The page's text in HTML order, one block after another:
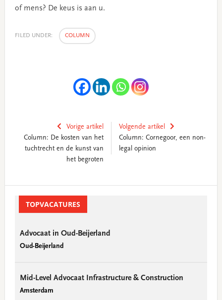
of mens? De keus is aan u.
FILED UNDER: COLUMN
Vorige artikel
Column: De kosten van het
tuchtrecht en de kunst van
het begroten
Volgende artikel
Column: Cornegoor, een non-
legal opinion
SidebarTOPVACATURES
Advocaat in Oud-Beijerland
Oud-Beijerland
Mid-Level Advocaat Infrastructure & Construction
Amsterdam